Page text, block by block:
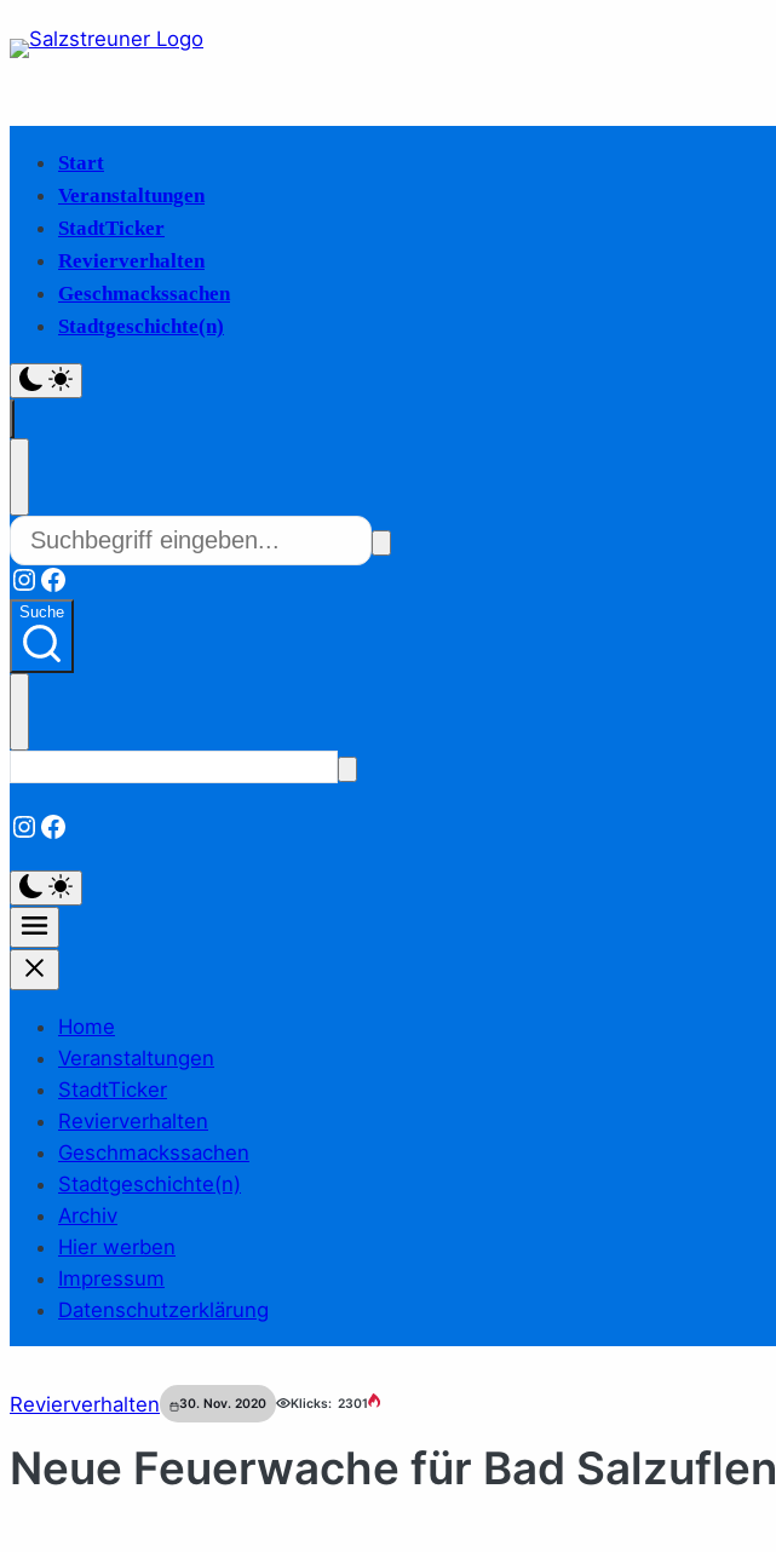
Start
Veranstaltungen
StadtTicker
Revierverhalten
Geschmackssachen
Stadtgeschichte(n)
Instagram
Facebook
Suche
Instagram
Facebook
Home
Veranstaltungen
StadtTicker
Revierverhalten
Geschmackssachen
Stadtgeschichte(n)
Archiv
Hier werben
Impressum
Datenschutzerklärung
Revierverhalten 30. Nov. 2020 Klicks: 2301
Neue Feuerwache für Bad Salzuflen